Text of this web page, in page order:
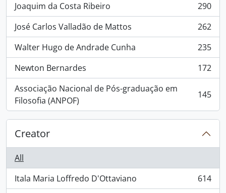
Joaquim da Costa Ribeiro
, 290 results
290
José Carlos Valladão de Mattos
, 262 results
262
Walter Hugo de Andrade Cunha
, 235 results
235
Newton Bernardes
, 172 results
172
Associação Nacional de Pós-graduação em
Filosofia (ANPOF)
, 145 results 145
Creator
All
Itala Maria Loffredo D'Ottaviano
, 614 results
614